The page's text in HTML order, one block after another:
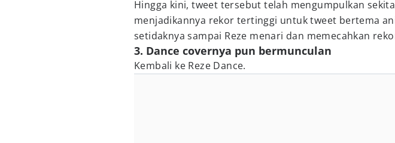
Hingga kini, tweet tersebut telah mengumpulkan
menjadikannya rekor tertinggi untuk tweet bertema
setidaknya sampai Reze menari dan memecahkan
3. Dance covernya pun bermunculan
Kembali ke Reze Dance.